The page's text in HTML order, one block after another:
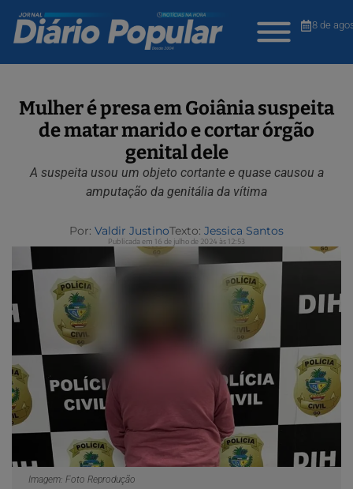
8 de
Mulher é presa em Goiânia suspeita
de matar marido e cortar órgão
genital dele
A suspeita usou um objeto cortante e quase causou a
amputação da genitália da vítima
Por: Valdir JustinoTexto: Jessica Santos
Publicada em 16 de julho de 2024 às 12:53
Imagem: Foto Reprodução